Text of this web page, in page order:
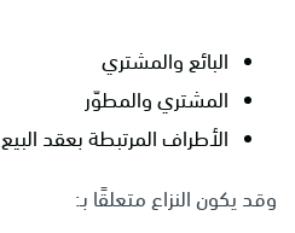
البائع والمشتري
المشتري والمطوّر
الأطراف المرتبطة بعقد البيع
وقد يكون النزاع متعلقًا بـ: